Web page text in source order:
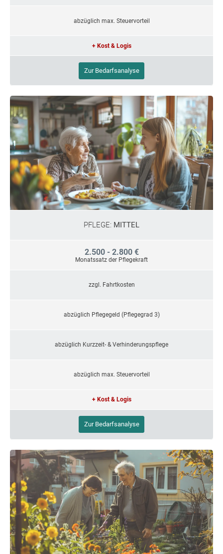
abzüglich max. Steuervorteil
+ Kost & Logis
Zur Bedarfsanalyse
PFLEGE: MITTEL
2.500 - 2.800 €
Monatssatz der Pflegekraft
zzgl. Fahrtkosten
abzüglich Pflegegeld (Pflegegrad 3)
abzüglich Kurzzeit- & Verhinderungspflege
abzüglich max. Steuervorteil
+ Kost & Logis
Zur Bedarfsanalyse